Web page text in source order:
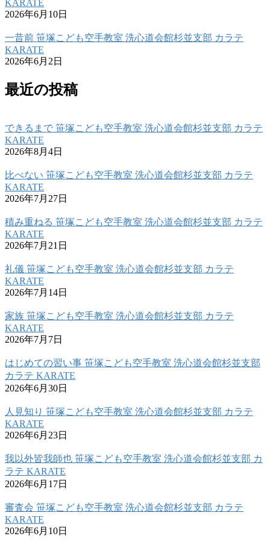
KARATE
2026年6月10日
一昔前 笹塚こども空手教室 洗心道会館杉並支部 カラテ
KARATE
2026年6月2日
最近の投稿
できるまで 笹塚こども空手教室 洗心道会館杉並支部 カラテ
KARATE
2026年8月4日
比べない 笹塚こども空手教室 洗心道会館杉並支部 カラテ
KARATE
2026年7月27日
積み重ねる 笹塚こども空手教室 洗心道会館杉並支部 カラテ
KARATE
2026年7月21日
礼儀 笹塚こども空手教室 洗心道会館杉並支部 カラテ
KARATE
2026年7月14日
家族 笹塚こども空手教室 洗心道会館杉並支部 カラテ
KARATE
2026年7月7日
はじめての習い事 笹塚こども空手教室 洗心道会館杉並支部
カラテ KARATE
2026年6月30日
人見知り 笹塚こども空手教室 洗心道会館杉並支部 カラテ
KARATE
2026年6月23日
我以外皆我師也 笹塚こども空手教室 洗心道会館杉並支部 カ
ラテ KARATE
2026年6月17日
審査会 笹塚こども空手教室 洗心道会館杉並支部 カラテ
KARATE
2026年6月10日